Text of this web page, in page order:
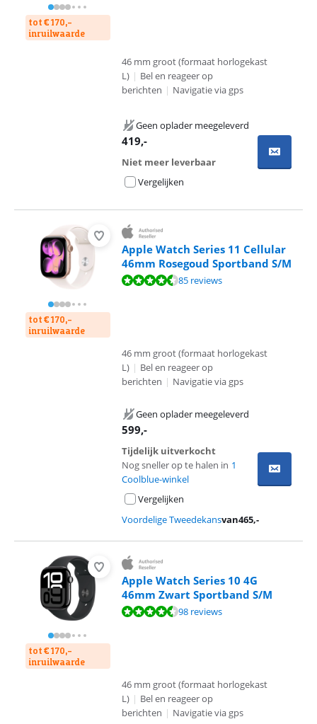
tot € 170,-
inruilwaarde
46 mm groot (formaat horlogekast
L) | Bel en reageer op
berichten | Navigatie via gps
Geen oplader meegeleverd
419,-
Niet meer leverbaar
Vergelijken
tot € 170,-
inruilwaarde
Apple Watch Series 11 Cellular
46mm Rosegoud Sportband S/M
Beoordeling is 9,2 van de 10, gebaseerd op 85 reviews.
85 reviews
46 mm groot (formaat horlogekast
L) | Bel en reageer op
berichten | Navigatie via gps
Geen oplader meegeleverd
599,-
Tijdelijk uitverkocht
Nog sneller op te halen in 1
Coolblue-winkel
Vergelijken
Voordelige Tweedekansvan465,-
tot € 170,-
inruilwaarde
Apple Watch Series 10 4G
46mm Zwart Sportband S/M
Beoordeling is 9,1 van de 10, gebaseerd op 98 reviews.
98 reviews
46 mm groot (formaat horlogekast
L) | Bel en reageer op
berichten | Navigatie via gps